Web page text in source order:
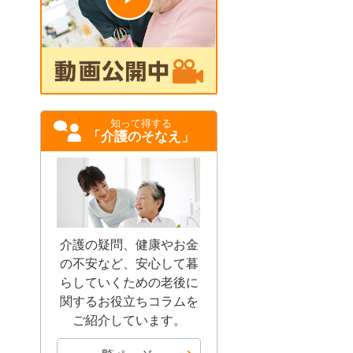
知って得する
「介護のそなえ」
介護の疑問、健康やお金
の不安など、安心して暮
らしていくための老後に
関するお役立ちコラムを
ご紹介しています。